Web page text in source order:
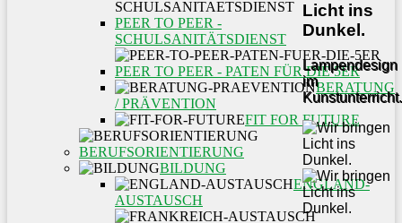
Licht ins
Dunkel.
Lampendesign
im
Kunstunterricht.
PEER TO PEER -
SCHULSANITÄTSDIENST
PEER TO PEER - PATEN FÜR DIE 5ER
BERATUNG
/ PRÄVENTION
FIT FOR FUTURE
BERUFSORIENTIERUNG
BILDUNG
ENGLAND-
AUSTAUSCH